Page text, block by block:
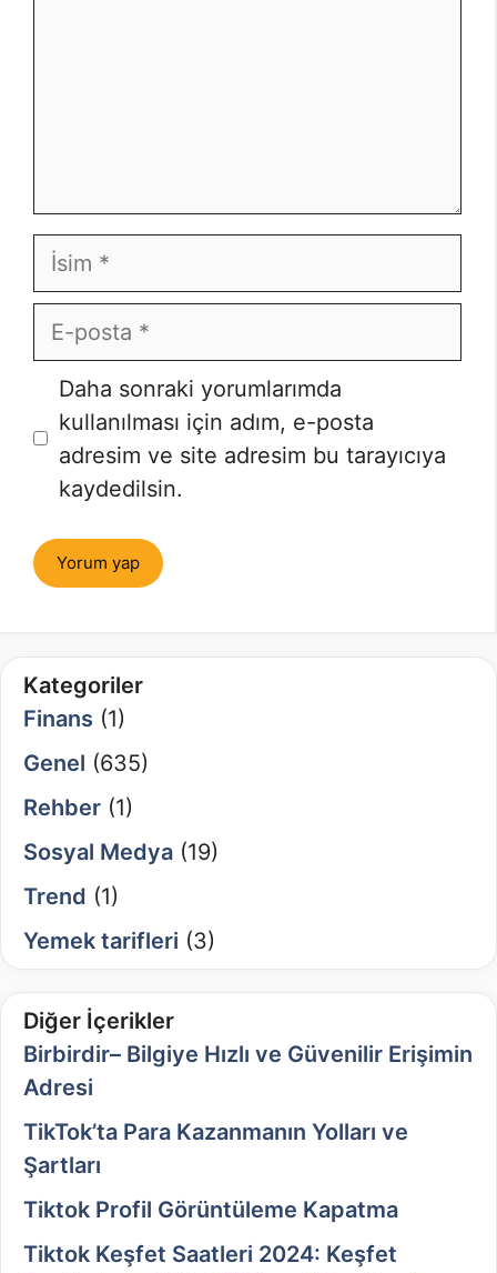
İsim
E-
posta
İnternet
sitesi
Daha sonraki yorumlarımda
kullanılması için adım, e-posta
adresim ve site adresim bu tarayıcıya
kaydedilsin.
Kategoriler
Finans (1)
Genel (635)
Rehber (1)
Sosyal Medya (19)
Trend (1)
Yemek tarifleri (3)
Diğer İçerikler
Birbirdir– Bilgiye Hızlı ve Güvenilir Erişimin
Adresi
TikTok’ta Para Kazanmanın Yolları ve
Şartları
Tiktok Profil Görüntüleme Kapatma
Tiktok Keşfet Saatleri 2024: Keşfet